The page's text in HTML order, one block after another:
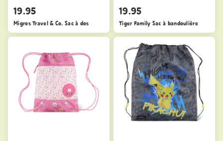
19.95
Migros Travel & Co. Sac à dos
19.95
Tiger Family Sac à bandoulière